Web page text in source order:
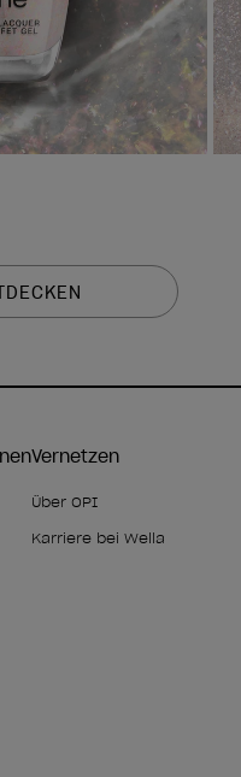
Vernetzen
Über OPI
Karriere bei Wella